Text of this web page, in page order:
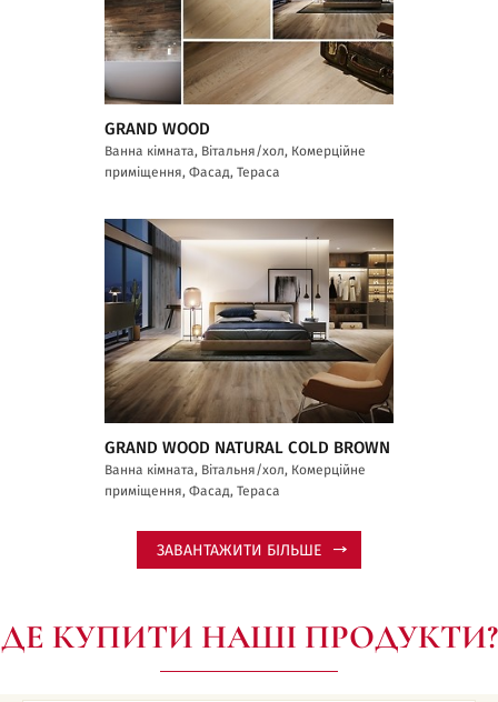
GRAND WOOD
Ванна кімната, Вітальня/хол, Комерційне
приміщення, Фасад, Тераса
GRAND WOOD NATURAL COLD BROWN
Ванна кімната, Вітальня/хол, Комерційне
приміщення, Фасад, Тераса
ЗАВАНТАЖИТИ БІЛЬШЕ
ДЕ КУПИТИ НАШІ ПРОДУКТИ?